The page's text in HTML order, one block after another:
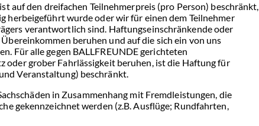
auf den dreifachen Teilnehmerpreis (pro Person) beschränkt,
herbeigeführt wurde oder wir für einen dem Teilnehmer
verantwortlich sind. Haftungseinschränkende oder
beruhen und auf die sich ein von uns
Für alle gegen BALLFREUNDE gerichteten
oder grober Fahrlässigkeit beruhen, ist die Haftung für
Veranstaltung) beschränkt.
in Zusammenhang mit Fremdleistungen, die
gekennzeichnet werden (z.B. Ausflüge; Rundfahrten,